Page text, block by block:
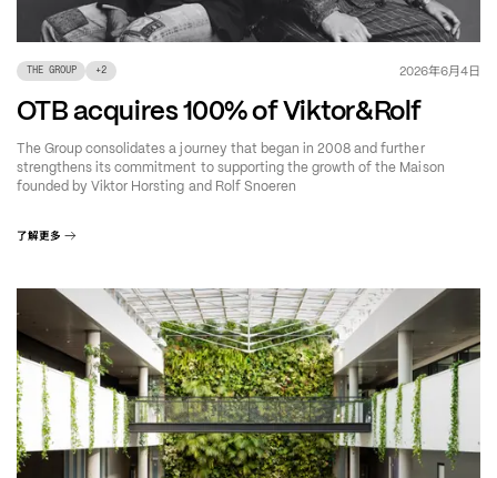
THE GROUP +2 2026年6月4日
OTB acquires 100% of Viktor&Rolf
The Group consolidates a journey that began in 2008 and further
strengthens its commitment to supporting the growth of the Maison
founded by Viktor Horsting and Rolf Snoeren
了解更多